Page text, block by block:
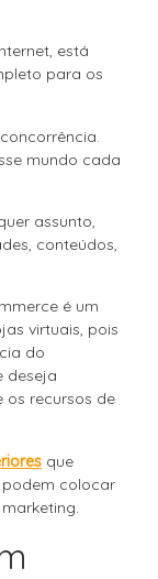
está
para os
mundo cada
assunto,
conteúdos,
é um
virtuais, pois
do
deseja
os recursos de
que
podem colocar